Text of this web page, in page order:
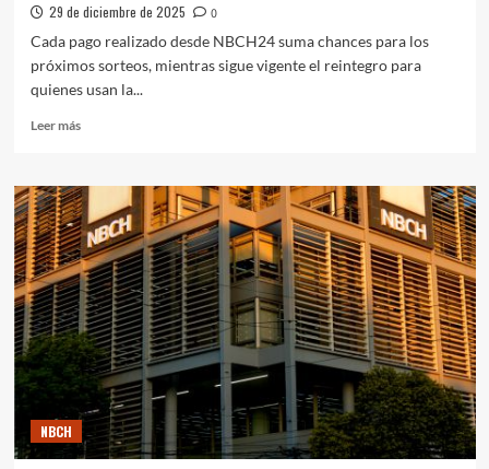
29 de diciembre de 2025
0
Cada pago realizado desde NBCH24 suma chances para los
próximos sorteos, mientras sigue vigente el reintegro para
quienes usan la...
Leer másLeer
Pagar
servicios
desde
el
celular
tiene
premio:
continúan
los
sorteos
en
NBCH24
NBCH